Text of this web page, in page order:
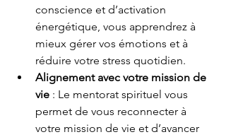
conscience et d’activation
énergétique, vous apprendrez à
mieux gérer vos émotions et à
réduire votre stress quotidien.
Alignement avec votre mission de
vie : Le mentorat spirituel vous
permet de vous reconnecter à
votre mission de vie et d’avancer